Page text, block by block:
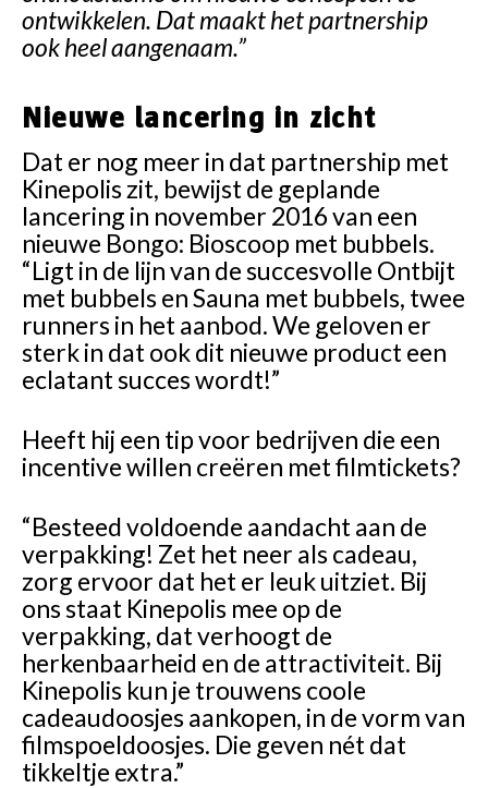
ontwikkelen. Dat maakt het partnership
ook heel aangenaam.”
Nieuwe lancering in zicht
Dat er nog meer in dat partnership met
Kinepolis zit, bewijst de geplande
lancering in november 2016 van een
nieuwe Bongo: Bioscoop met bubbels.
“Ligt in de lijn van de succesvolle Ontbijt
met bubbels en Sauna met bubbels, twee
runners in het aanbod. We geloven er
sterk in dat ook dit nieuwe product een
eclatant succes wordt!”
Heeft hij een tip voor bedrijven die een
incentive willen creëren met filmtickets?
“Besteed voldoende aandacht aan de
verpakking! Zet het neer als cadeau,
zorg ervoor dat het er leuk uitziet. Bij
ons staat Kinepolis mee op de
verpakking, dat verhoogt de
herkenbaarheid en de attractiviteit. Bij
Kinepolis kun je trouwens coole
cadeaudoosjes aankopen, in de vorm van
filmspoeldoosjes. Die geven nét dat
tikkeltje extra.”